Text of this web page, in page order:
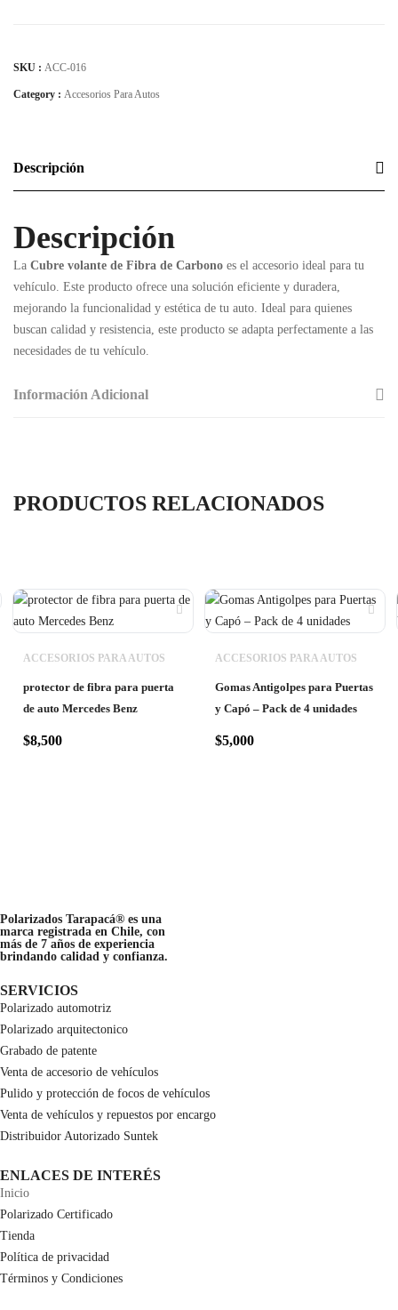
SKU : ACC-016
Category : Accesorios Para Autos
Descripción
Descripción
La Cubre volante de Fibra de Carbono es el accesorio ideal para tu
vehículo. Este producto ofrece una solución eficiente y duradera,
mejorando la funcionalidad y estética de tu auto. Ideal para quienes
buscan calidad y resistencia, este producto se adapta perfectamente a las
necesidades de tu vehículo.
Información Adicional
PRODUCTOS RELACIONADOS
ACCESORIOS PARA AUTOS
protector de fibra para puerta
de auto Mercedes Benz
$8,500
ACCESORIOS PARA AUTOS
Gomas Antigolpes para Puertas
y Capó – Pack de 4 unidades
$5,000
Polarizados Tarapacá® es una
marca registrada en Chile, con
más de 7 años de experiencia
brindando calidad y confianza.
SERVICIOS
Polarizado automotriz
Polarizado arquitectonico
Grabado de patente
Venta de accesorio de vehículos
Pulido y protección de focos de vehículos
Venta de vehículos y repuestos por encargo
Distribuidor Autorizado Suntek
ENLACES DE INTERÉS
Inicio
Polarizado Certificado
Tienda
Política de privacidad
Términos y Condiciones